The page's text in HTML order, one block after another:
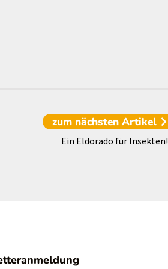
zum nächsten Artikel
Ein Eldorado für Insekten!